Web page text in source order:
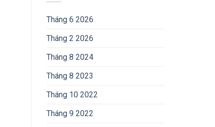
Tháng 6 2026
Tháng 2 2026
Tháng 8 2024
Tháng 8 2023
Tháng 10 2022
Tháng 9 2022